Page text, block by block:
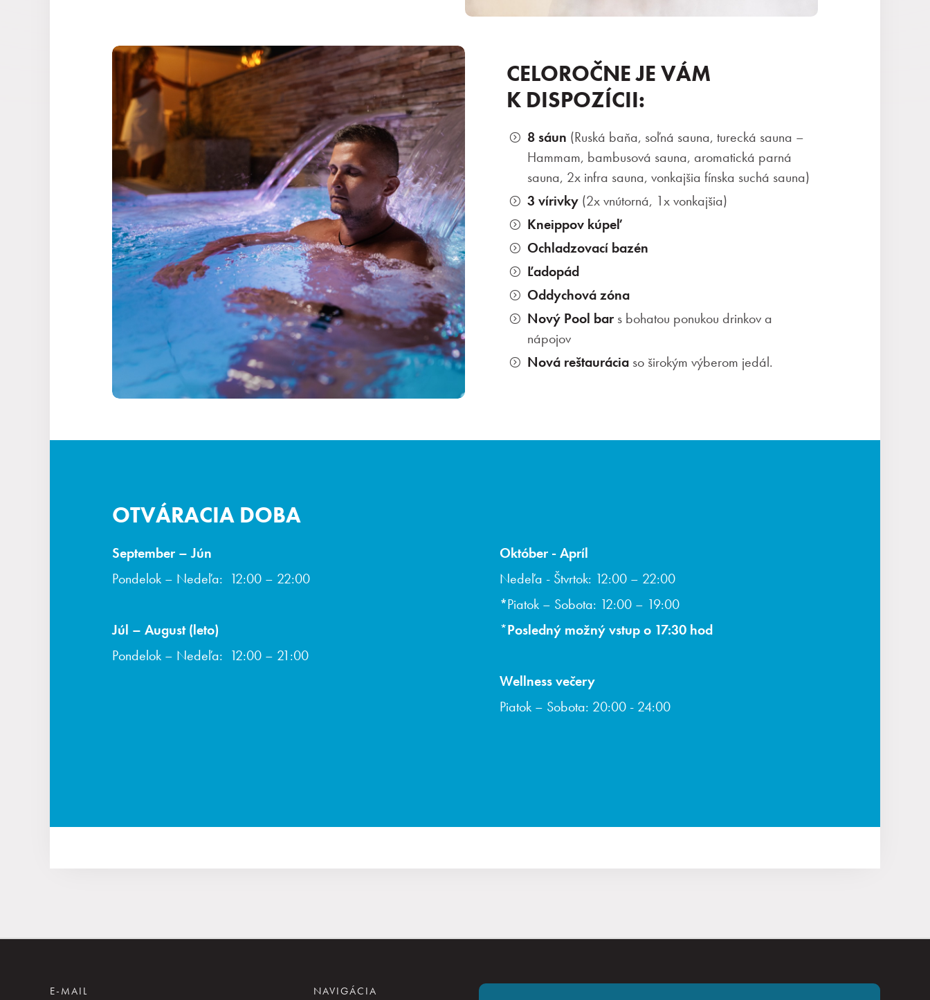
Zážitky pre deti
Priestory & služby
CELOROČNE JE VÁM
K DISPOZÍCII:
8 sáun (Ruská baňa, soľná sauna, turecká sauna –
Hammam, bambusová sauna, aromatická parná
sauna, 2x infra sauna, vonkajšia fínska suchá sauna)
3 vírivky (2x vnútorná, 1x vonkajšia)
Kneippov kúpeľ
Ochladzovací bazén
Ľadopád
Oddychová zóna
Nový Pool bar s bohatou ponukou drinkov a
nápojov
Nová reštaurácia so širokým výberom jedál.
OTVÁRACIA DOBA
September – Jún
Pondelok – Nedeľa: 12:00 – 22:00
Júl – August (leto)
Pondelok – Nedeľa: 12:00 – 21:00
Október - Apríl
Nedeľa - Štvrtok: 12:00 – 22:00
*Piatok – Sobota: 12:00 – 19:00
*Posledný možný vstup o 17:30 hod
Wellness večery
Piatok – Sobota: 20:00 - 24:00
E-MAIL NAVIGÁCIA